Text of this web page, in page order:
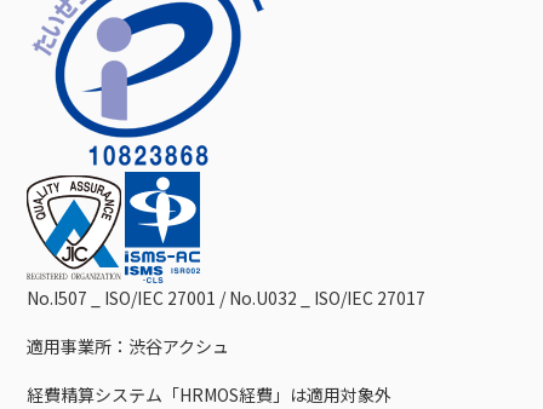
No.I507 _ ISO/IEC 27001 / No.U032 _ ISO/IEC 27017
適用事業所：渋谷アクシュ
経費精算システム「HRMOS経費」は適用対象外